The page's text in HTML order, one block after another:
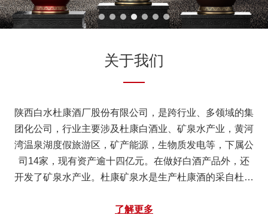
关于我们
陕西白水杜康酒厂股份有限公司，是跨行业、多领域的集
团化公司，行业主要涉及杜康白酒业、矿泉水产业，黄河
湾温泉湖度假旅游区，矿产能源，生物质发电等，下属公
司14家，现有资产逾十四亿元。在做好白酒产品外，还
开发了矿泉水产业。杜康矿泉水是生产杜康酒的采自杜康
相关手续，矿泉水利用公司现有丰富的网络资源迅速得到
了解更多